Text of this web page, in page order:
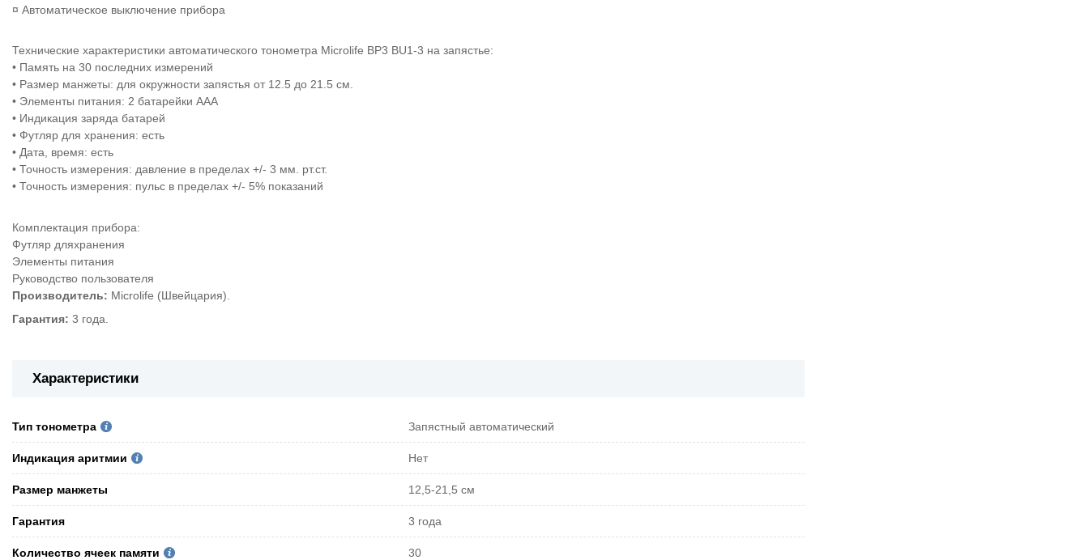
¤ Автоматическое выключение прибора
Технические характеристики автоматического тонометра Microlife BP3 BU1-3 на запястье:
• Память на 30 последних измерений
• Размер манжеты: для окружности запястья от 12.5 до 21.5 см.
• Элементы питания: 2 батарейки ААА
• Индикация заряда батарей
• Футляр для хранения: есть
• Дата, время: есть
• Точность измерения: давление в пределах +/- 3 мм. рт.ст.
• Точность измерения: пульс в пределах +/- 5% показаний
Комплектация прибора:
Футляр дляхранения
Элементы питания
Руководство пользователя
Производитель: Microlife (Швейцария).
Гарантия: 3 года.
Характеристики
Тип тонометра Запястный автоматический
Индикация аритмии Нет
Pазмер манжеты 12,5-21,5 см
Гарантия 3 года
Количество ячеек памяти 30